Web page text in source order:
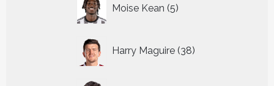
Moise Kean 5
producten
Harry Maguire 38
producten